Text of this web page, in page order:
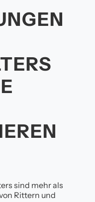
sind mehr als
Rittern und